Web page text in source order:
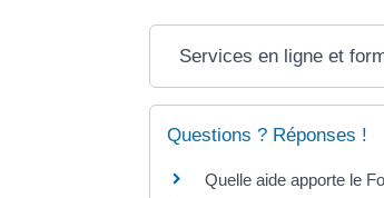
Services en ligne et
Questions ? Réponses !
Quelle aide apporte le